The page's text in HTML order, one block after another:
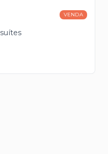
VENDA
suítes